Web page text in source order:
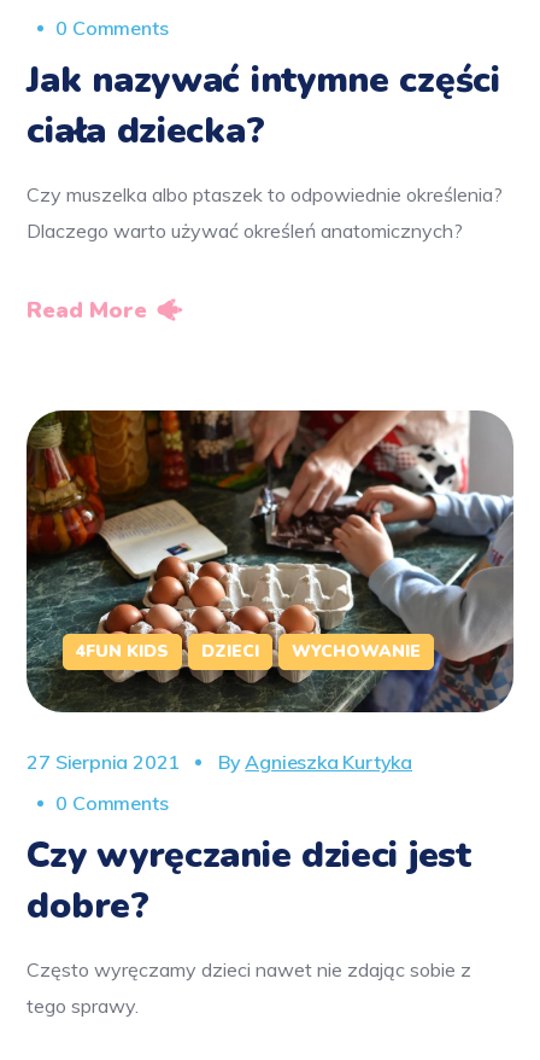
0 Comments
Jak nazywać intymne części
ciała dziecka?
Czy muszelka albo ptaszek to odpowiednie określenia?
Dlaczego warto używać określeń anatomicznych?
Read More
4FUN KIDS DZIECI WYCHOWANIE
27 Sierpnia 2021 ByAgnieszka Kurtyka
0 Comments
Czy wyręczanie dzieci jest
dobre?
Często wyręczamy dzieci nawet nie zdając sobie z
tego sprawy.